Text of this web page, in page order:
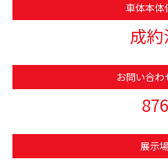
車体本体
成約
お問い合わ
876
展示場